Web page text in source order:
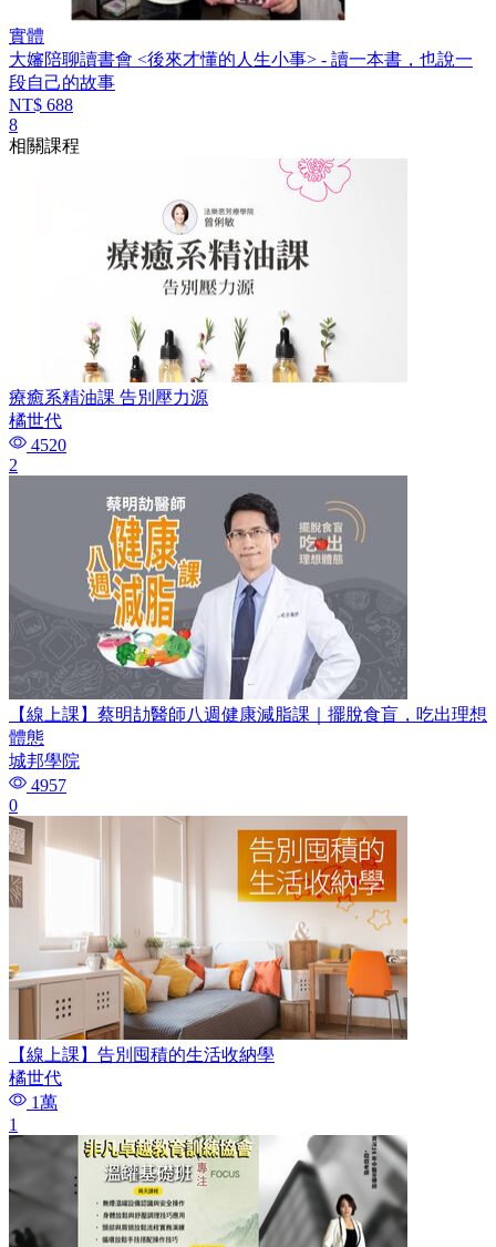
實體
大嬸陪聊讀書會 <後來才懂的人生小事> - 讀一本書，也說一
段自己的故事
NT$ 688
8
相關課程
療癒系精油課 告別壓力源
橘世代
4520
2
【線上課】蔡明劼醫師八週健康減脂課｜擺脫食盲，吃出理想
體態
城邦學院
4957
0
【線上課】告別囤積的生活收納學
橘世代
1萬
1